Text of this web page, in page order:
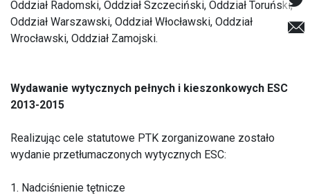
Oddział Radomski, Oddział Szczeciński, Oddział Toruński,
Oddział Warszawski, Oddział Włocławski, Oddział
Wrocławski, Oddział Zamojski.
Wydawanie wytycznych pełnych i kieszonkowych ESC
2013-2015
Realizując cele statutowe PTK zorganizowane zostało
wydanie przetłumaczonych wytycznych ESC:
1. Nadciśnienie tętnicze